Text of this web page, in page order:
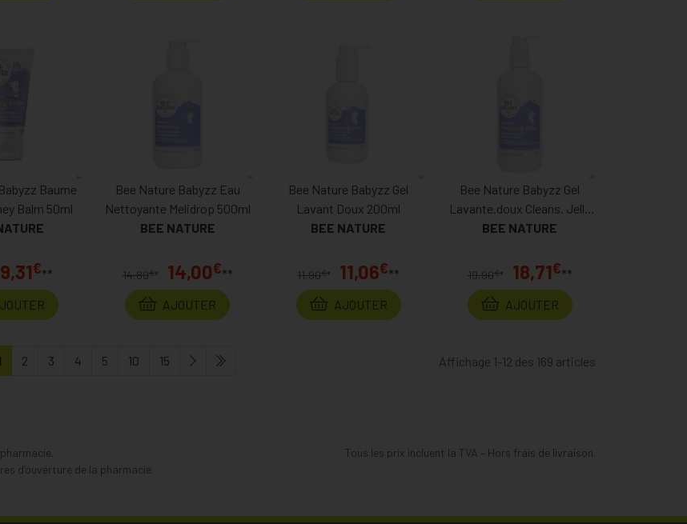
Baume
Balm 50ml
9,31€**
Bee Nature Babyzz Eau
Nettoyante Melidrop 500ml
BEE NATURE
14,89€ * 14,00€**
AJOUTER
Bee Nature Babyzz Gel
Lavant Doux 200ml
BEE NATURE
11,90€* 11,06€**
AJOUTER
Bee Nature Babyzz Gel
Lavante.doux Cleans. Jelly
500ml
BEE NATURE
19,90€ * 18,71€**
AJOUTER
Affichage 1-12 des 169 articles
2 3 4 5 10 15
d’ouverture de la pharmacie.
Tous les prix incluent la TVA – Hors frais de livraison.